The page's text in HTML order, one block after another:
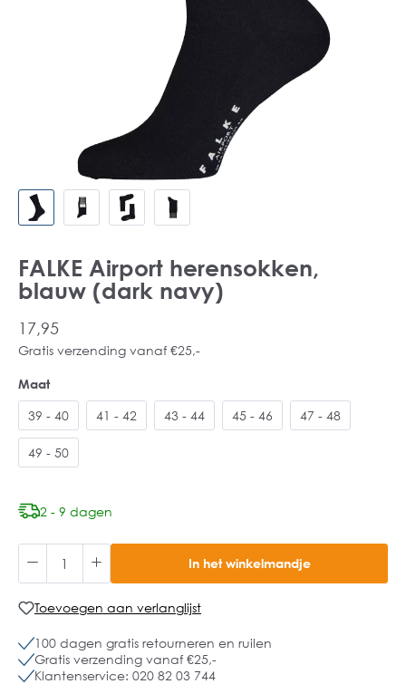
FALKE Airport herensokken,
blauw (dark navy)
17,95
Gratis verzending vanaf €25,-
Maat
39 - 40 41 - 42 43 - 44 45 - 46 47 - 48
49 - 50
2 - 9 dagen
In het winkelmandje
Toevoegen aan verlanglijst
100 dagen gratis retourneren en ruilen
Gratis verzending vanaf €25,-
Klantenservice: 020 82 03 744